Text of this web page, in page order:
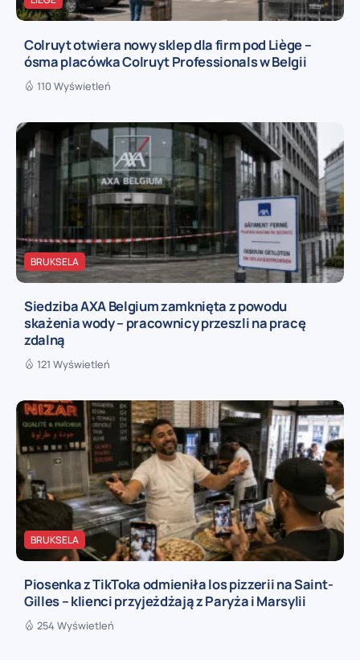
Colruyt otwiera nowy sklep dla firm pod Liège –
ósma placówka Colruyt Professionals w Belgii
110 Wyświetleń
BRUKSELA
Siedziba AXA Belgium zamknięta z powodu
skażenia wody – pracownicy przeszli na pracę
zdalną
121 Wyświetleń
BRUKSELA
Piosenka z TikToka odmieniła los pizzerii na Saint-
Gilles – klienci przyjeżdżają z Paryża i Marsylii
254 Wyświetleń